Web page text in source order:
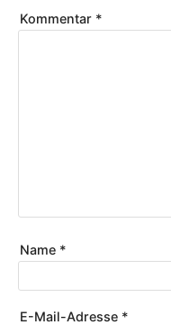
Kommentar *
Name *
E-Mail-Adresse *